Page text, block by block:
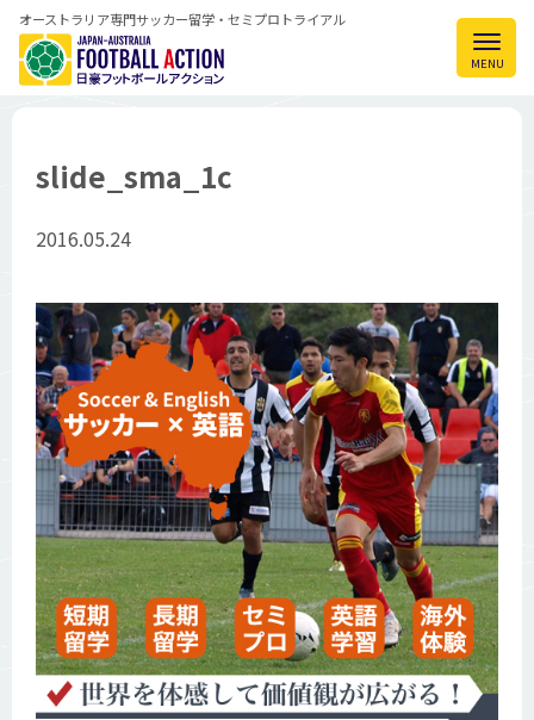
オーストラリア専門サッカー留学・セミプロトライアル
slide_sma_1c
2016.05.24